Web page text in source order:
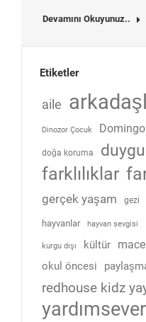
Devamını Okuyunuz..
Etiketler
aile
Dinozor Çocuk
doğa koruma
farklılıklar
gerçek yaşam gezi
hayvanlar hayvan sevgisi
kurgu dışı kültür
okul öncesi
redhouse kidz